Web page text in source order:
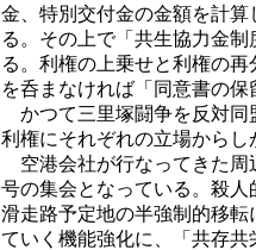
金、特別交付金の金額を計
る。その上で「共生協力金
る。利権の上乗せと利権の
を呑まなければ「同意書の
かつて三里塚闘争を反対同
利権にそれぞれの立場からし
空港会社が行なってきた周
号の集会となっている。殺
滑走路予定地の半強制的移
ていく機能強化に、「共存